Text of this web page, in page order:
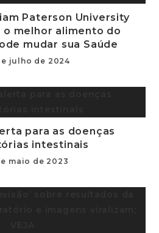
Paterson University
o melhor alimento do
mudar sua Saúde
julho de 2024
para as doenças
intestinais
maio de 2023